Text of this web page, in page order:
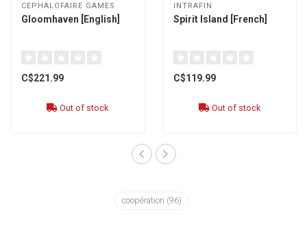
CEPHALOFAIRE GAMES
Gloomhaven [English]
C$221.99
Out of stock
INTRAFIN
Spirit Island [French]
C$119.99
Out of stock
coopération (96)